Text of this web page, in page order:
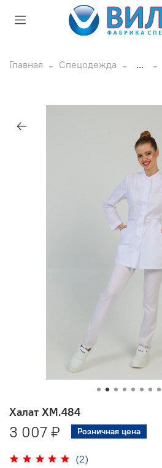
Главная Спецодежда ...
(2)
Халат ХМ.484
3 007 ₽ Розничная цена